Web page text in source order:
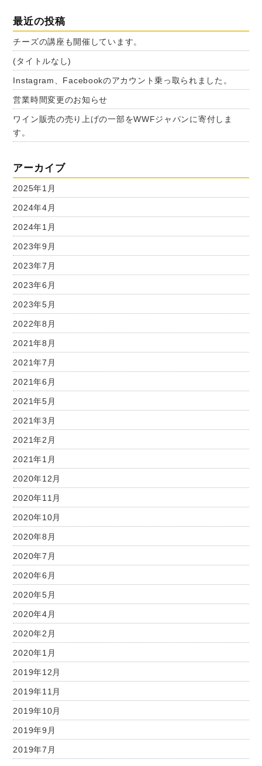
最近の投稿
チーズの講座も開催しています。
(タイトルなし)
Instagram、Facebookのアカウント乗っ取られました。
営業時間変更のお知らせ
ワイン販売の売り上げの一部をWWFジャパンに寄付しま
す。
アーカイブ
2025年1月
2024年4月
2024年1月
2023年9月
2023年7月
2023年6月
2023年5月
2022年8月
2021年8月
2021年7月
2021年6月
2021年5月
2021年3月
2021年2月
2021年1月
2020年12月
2020年11月
2020年10月
2020年8月
2020年7月
2020年6月
2020年5月
2020年4月
2020年2月
2020年1月
2019年12月
2019年11月
2019年10月
2019年9月
2019年7月